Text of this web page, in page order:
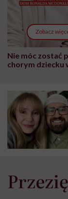
Zobacz
Nie móc zostać
chorym dziecku
może chyba
głupota i brak
wyobraźni"